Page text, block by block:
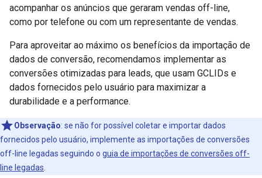
acompanhar os anúncios que geraram vendas off-line,
como por telefone ou com um representante de vendas.
Para aproveitar ao máximo os benefícios da importação de
dados de conversão, recomendamos implementar as
conversões otimizadas para leads, que usam GCLIDs e
dados fornecidos pelo usuário para maximizar a
durabilidade e a performance.
Observação: se não for possível coletar e importar dados
fornecidos pelo usuário, implemente as importações de conversões
off-line legadas seguindo o guia de importações de conversões off-
line legadas